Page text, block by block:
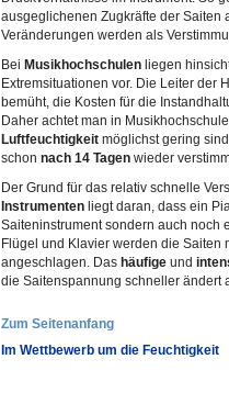
ausgeglichenen Zugkräfte der Saiten
Veränderungen werden als
Bei Musikhochschulen liegen
Extremsituationen vor. Die Leiter der
bemüht, die Kosten für die
Daher achtet man in
Luftfeuchtigkeit möglichst gering
schon nach 14 Tagen wieder
Der Grund für das relativ schnelle
Instrumenten liegt daran, dass ein
Saiteninstrument sondern auch noch
Flügel und Klavier werden die Saiten
angeschlagen. Das häufige und
die Saitenspannung schneller ändert
Zum Seitenanfang
Im Wettbewerb um die Feuchtigkeit